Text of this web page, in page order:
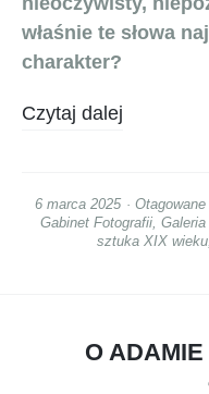
właśnie te słowa
charakter?
Czytaj dalej
6 marca 2025 Otagowane
Gabinet Fotografii
sztuka XIX wieku,
O